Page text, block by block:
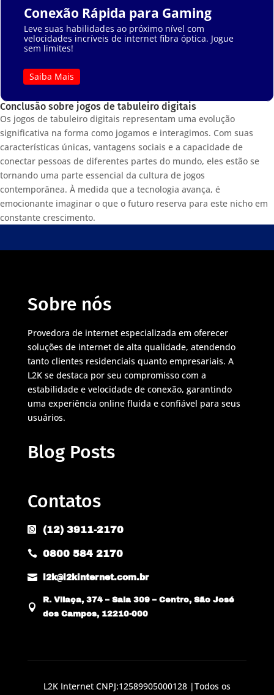
Conexão Rápida para Gaming
Leve suas habilidades ao próximo nível com
velocidades incríveis de internet fibra óptica. Jogue
sem limites!
Saiba Mais
Conclusão sobre jogos de tabuleiro digitais
Os jogos de tabuleiro digitais representam uma evolução
significativa na forma como jogamos e interagimos. Com suas
características únicas, vantagens sociais e a capacidade de
conectar pessoas de diferentes partes do mundo, eles estão se
tornando uma parte essencial da cultura de jogos
contemporânea. À medida que a tecnologia avança, é
emocionante imaginar o que o futuro reserva para este nicho em
constante crescimento.
Sobre nós
Provedora de internet especializada em oferecer
soluções de internet de alta qualidade, atendendo
tanto clientes residenciais quanto empresariais. A
L2K se destaca por seu compromisso com a
estabilidade e velocidade de conexão, garantindo
uma experiência online fluida e confiável para seus
usuários.
Blog Posts
Contatos
 (12) 3911-2170
 0800 584 2170
 l2k@l2kinternet.com.br

R. Vilaça, 374 – Sala 309 – Centro, São José
dos Campos, 12210-000
L2K Internet CNPJ:12589905000128 |Todos os